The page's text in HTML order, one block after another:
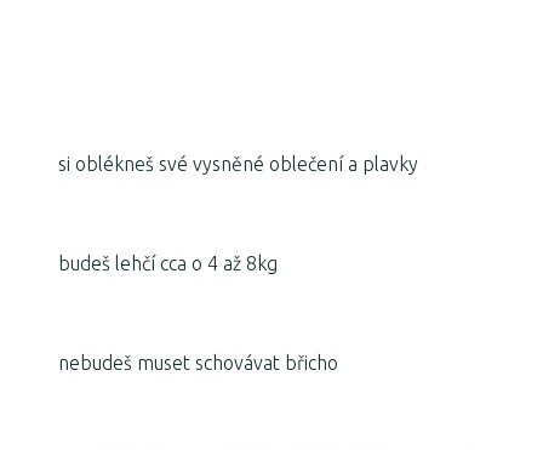
si oblékneš své vysněné oblečení a plavky
budeš lehčí cca o 4 až 8kg
nebudeš muset schovávat břicho